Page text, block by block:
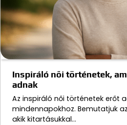
Inspiráló női történetek,
adnak
Az inspiráló női történetek erőt
mindennapokhoz. Bemutatjuk
akik kitartásukkal…